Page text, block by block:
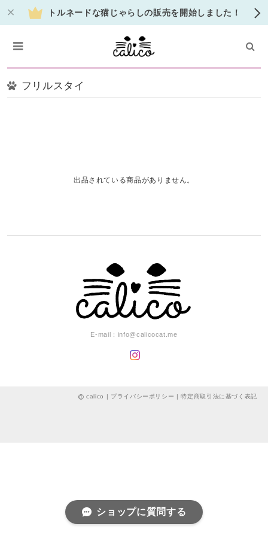
トルネードな猫じゃらしの販売を開始しました！
フリルスタイ
出品されている商品がありません。
E-mail： info@calicocat.me
calico | プライバシーポリシー |特定商取引法に基づく表記
ショップに質問する